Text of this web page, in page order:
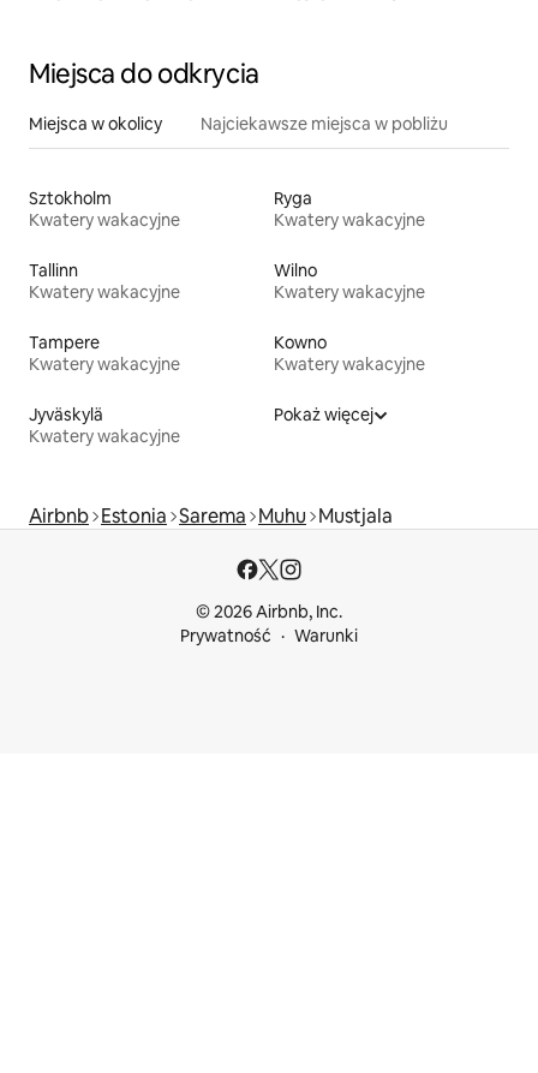
Miejsca do odkrycia
Miejsca w okolicy Najciekawsze miejsca w pobliżu
Sztokholm
Kwatery wakacyjne
Ryga
Kwatery wakacyjne
Tallinn
Kwatery wakacyjne
Wilno
Kwatery wakacyjne
Tampere
Kwatery wakacyjne
Kowno
Kwatery wakacyjne
Jyväskylä
Kwatery wakacyjne
Pokaż więcej
Airbnb Estonia Sarema Muhu Mustjala
© 2026 Airbnb, Inc.
Prywatność
Warunki